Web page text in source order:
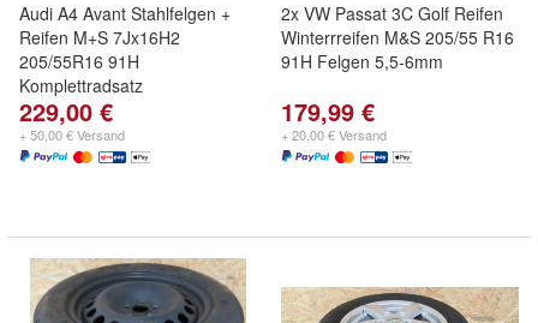
Audi A4 Avant Stahlfelgen +
Reifen M+S 7Jx16H2
205/55R16 91H
Komplettradsatz
229,00 €
+ 50,00 € Versand
2x VW Passat 3C Golf Reifen
Winterrreifen M&S 205/55 R16
91H Felgen 5,5-6mm
179,99 €
+ 20,00 € Versand